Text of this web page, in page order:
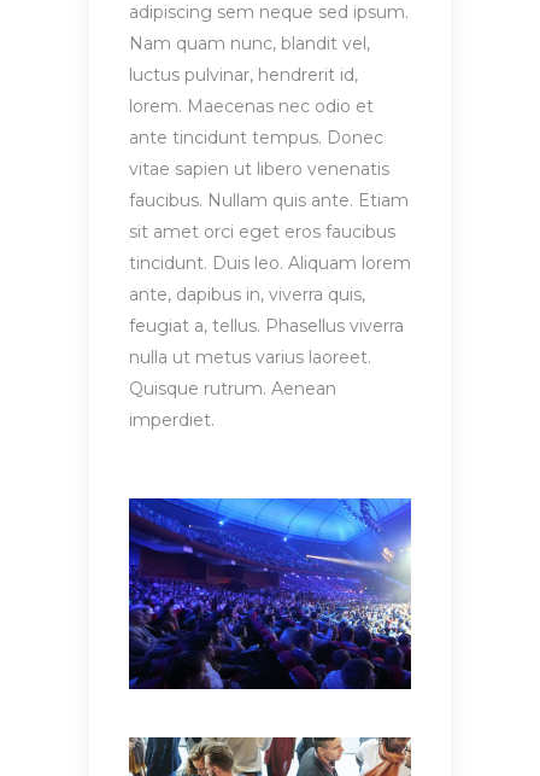
adipiscing sem neque sed ipsum.
Nam quam nunc, blandit vel,
luctus pulvinar, hendrerit id,
lorem. Maecenas nec odio et
ante tincidunt tempus. Donec
vitae sapien ut libero venenatis
faucibus. Nullam quis ante. Etiam
sit amet orci eget eros faucibus
tincidunt. Duis leo. Aliquam lorem
ante, dapibus in, viverra quis,
feugiat a, tellus. Phasellus viverra
nulla ut metus varius laoreet.
Quisque rutrum. Aenean
imperdiet.